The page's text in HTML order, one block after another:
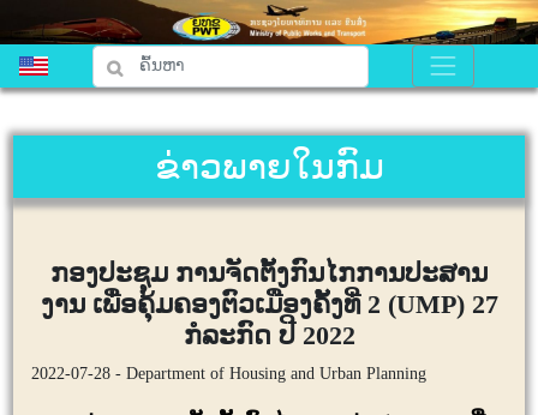
ຂ່າວພາຍໃນກົມ
ກອງປະຊຸມ ການຈັດຕັ້ງກົນໄກການປະສານ
ງານ ເພື່ອຄຸ້ມຄອງຕົວເມືອງຄັ້ງທີ່ 2 (UMP) 27
ກໍລະກົດ ປີ 2022
2022-07-28 - Department of Housing and Urban Planning